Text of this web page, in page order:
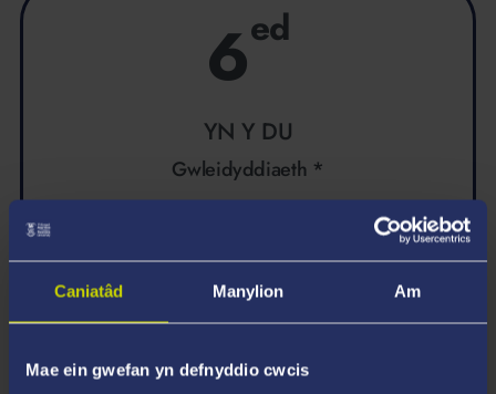
Caniatâd Manylion Am
Mae ein gwefan yn defnyddio cwcis
6ed
YN Y DU
Gwleidyddiaeth *
UK Government’s Longitudinal Education Outcomes,
* Ar gyfer canran y graddedigion mewn cyflogaeth barhaus,
astudiaeth bellach, neu'r ddau, flwyddyn ar ôl graddio.